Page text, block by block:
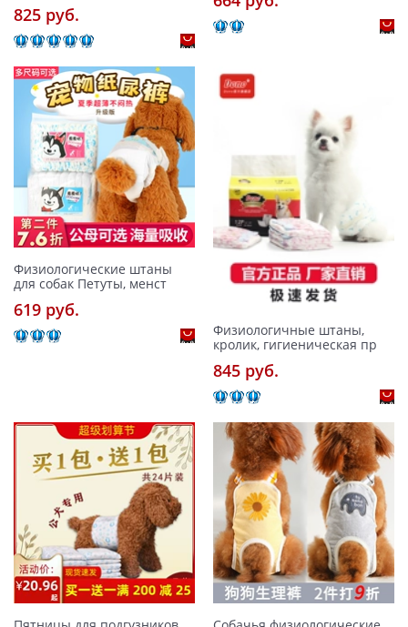
825 pуб.
Физиологические штаны
для собак Петуты, менст
619 pуб.
Физиологичные штаны,
кролик, гигиеническая пр
845 pуб.